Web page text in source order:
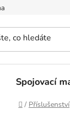
Spojovací
Domů
/ Příslušenství